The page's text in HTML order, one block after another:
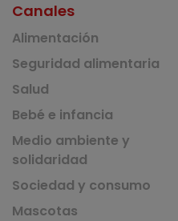
Canales
Alimentación
Seguridad alimentaria
Salud
Bebé e infancia
Medio ambiente y
solidaridad
Sociedad y consumo
Mascotas